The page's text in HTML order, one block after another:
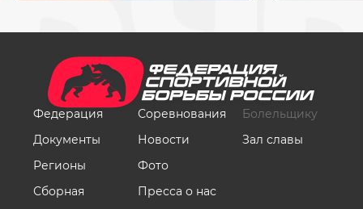
Федерация
Документы
Регионы
Сборная
Соревнования
Новости
Фото
Пресса о нас
Болельщику
Зал славы